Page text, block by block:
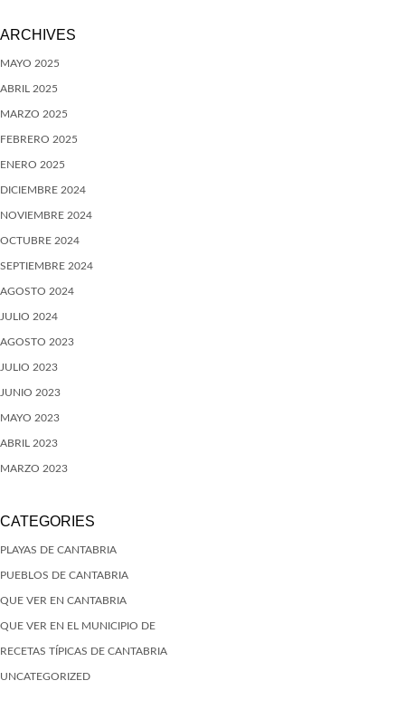
ARCHIVES
MAYO 2025
ABRIL 2025
MARZO 2025
FEBRERO 2025
ENERO 2025
DICIEMBRE 2024
NOVIEMBRE 2024
OCTUBRE 2024
SEPTIEMBRE 2024
AGOSTO 2024
JULIO 2024
AGOSTO 2023
JULIO 2023
JUNIO 2023
MAYO 2023
ABRIL 2023
MARZO 2023
CATEGORIES
PLAYAS DE CANTABRIA
PUEBLOS DE CANTABRIA
QUE VER EN CANTABRIA
QUE VER EN EL MUNICIPIO DE
RECETAS TÍPICAS DE CANTABRIA
UNCATEGORIZED